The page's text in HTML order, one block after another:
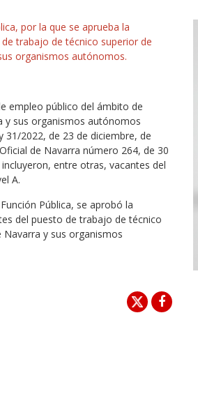
por la que se aprueba la
trabajo de técnico superior de
organismos autónomos.
empleo público del ámbito de
y sus organismos autónomos
2022, de 23 de diciembre, de
de Navarra número 264, de 30
entre otras, vacantes del
A.
Pública, se aprobó la
del puesto de trabajo de técnico
y sus organismos